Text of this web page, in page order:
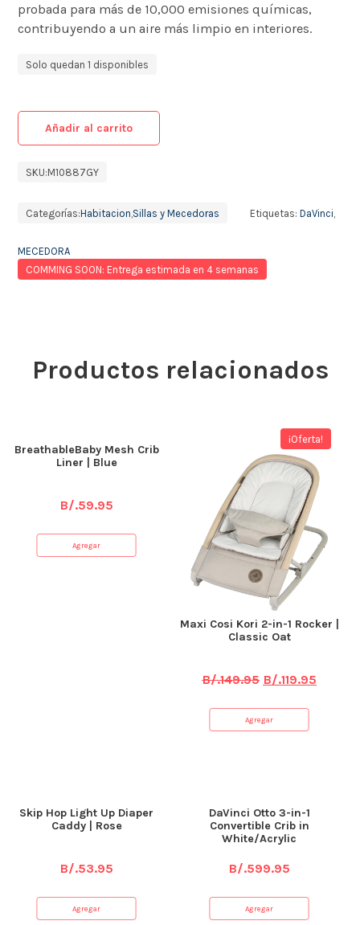
probada para más de 10,000 emisiones químicas,
contribuyendo a un aire más limpio en interiores.
Solo quedan 1 disponibles
Añadir al carrito
SKU:M10887GY
Categorías:Habitacion Sillas y Mecedoras Etiquetas: DaVinci
MECEDORA
COMMING SOON: Entrega estimada en 4 semanas
Productos relacionados
BreathableBaby Mesh Crib
Liner | Blue
B/.59.95
Agregar
¡Oferta!
Maxi Cosi Kori 2-in-1 Rocker |
Classic Oat
B/.149.95 B/.119.95
Agregar
Skip Hop Light Up Diaper
Caddy | Rose
B/.53.95
Agregar
DaVinci Otto 3-in-1
Convertible Crib in
White/Acrylic
B/.599.95
Agregar